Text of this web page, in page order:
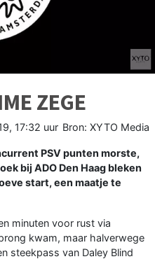
ZEGE
17:32 uur Bron: XYTO Media
PSV punten morste,
bij ADO Den Haag bleken
start, een maatje te
minuten voor rust via
kwam, maar halverwege
steekpass van Daley Blind